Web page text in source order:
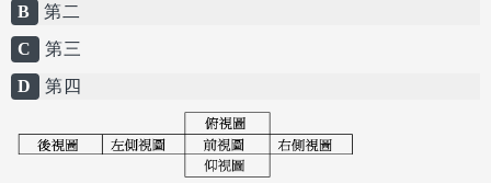
B
第二
C
第三
D
第四